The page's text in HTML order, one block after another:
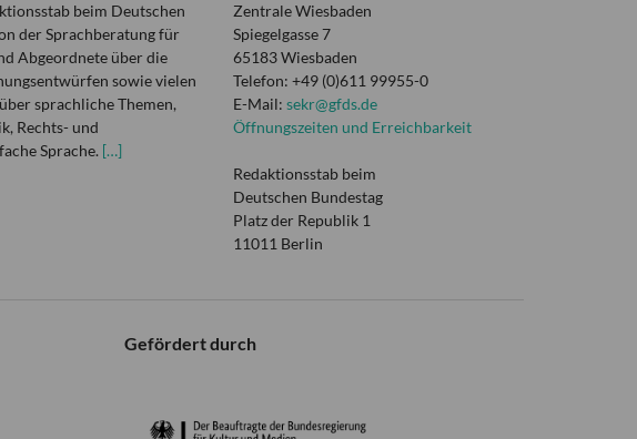
beim Deutschen
der Sprachberatung für
Abgeordnete über die
sowie vielen
sprachliche Themen,
Rechts- und
Sprache. […]
Zentrale Wiesbaden
Spiegelgasse 7
65183 Wiesbaden
Telefon: +49 (0)611 99955-0
E-Mail: sekr@gfds.de
Öffnungszeiten und Erreichbarkeit
Redaktionsstab beim
Deutschen Bundestag
Platz der Republik 1
11011 Berlin
Gefördert durch